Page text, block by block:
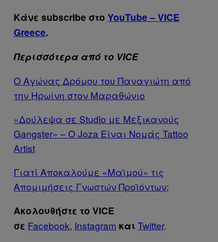
Κάνε subscribe στο YouTube – VICE
Greece.
Περισσότερα από το VICE
Ο Αγώνας Δρόμου του Παναγιώτη από
την Ηρωίνη στον Μαραθώνιο
«Δούλεψα σε Studio με Μεξικανούς
Gangster» – Ο Joza Είναι Νομάς Tattoo
Artist
Γιατί Αποκαλούμε «Μαϊμού» τις
Απομιμήσεις Γνωστών Προϊόντων;
Ακολουθήστε το VICE
σε Facebook, Instagram και Twitter.